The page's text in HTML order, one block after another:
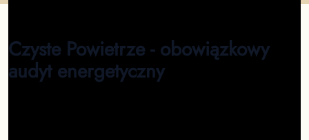
Czyste Powietrze - obowiązkowy
audyt energetyczny